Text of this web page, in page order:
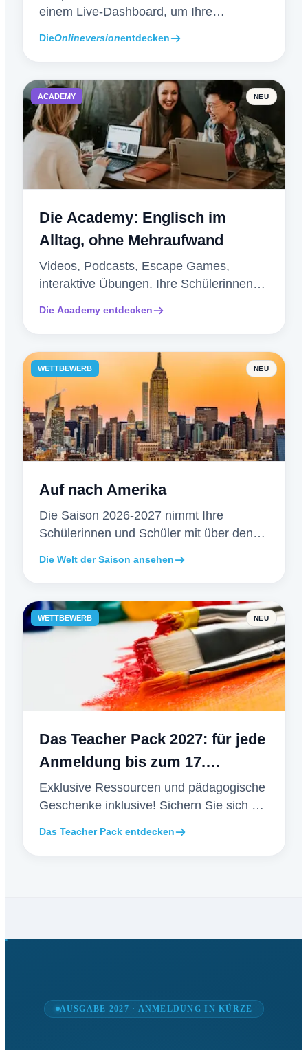
einem Live-Dashboard, um Ihre
Wettbewerbs zu begleiten.
DieOnlineversionentdecken
ACADEMY NEU
Die Academy: Englisch im
Alltag, ohne Mehraufwand
Videos, Podcasts, Escape Games,
interaktive Übungen. Ihre Schülerinnen
und verfolgt die Fortschritte.
Die Academy entdecken
WETTBEWERB NEU
Auf nach Amerika
Die Saison 2026-2027 nimmt Ihre
Schülerinnen und Schüler mit über den
Die Welt der Saison ansehen
WETTBEWERB NEU
Das Teacher Pack 2027: für jede
Anmeldung bis zum 17.
Dezember
Exklusive Ressourcen und pädagogische
Geschenke inklusive! Sichern Sie sich die
Das Teacher Pack entdecken
AUSGABE 2027 · ANMELDUNG IN KÜRZE